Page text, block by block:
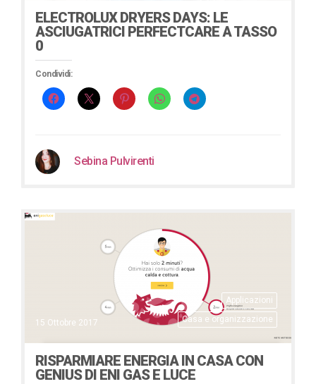
ELECTROLUX DRYERS DAYS: LE
ASCIUGATRICI PERFECTCARE A TASSO
0
Condividi:
Sebina Pulvirenti
Applicazioni
Casa e organizzazione
15 Ottobre 2017
RISPARMIARE ENERGIA IN CASA CON
GENIUS DI ENI GAS E LUCE